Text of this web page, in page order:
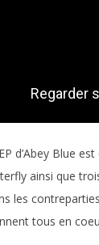
d’Abey Blue
ainsi que
les
tous en